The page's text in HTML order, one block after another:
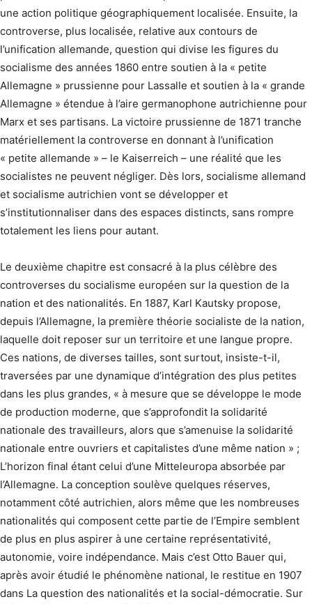
une action politique géographiquement localisée. Ensuite, la
controverse, plus localisée, relative aux contours de
l’unification allemande, question qui divise les figures du
socialisme des années 1860 entre soutien à la « petite
Allemagne » prussienne pour Lassalle et soutien à la « grande
Allemagne » étendue à l’aire germanophone autrichienne pour
Marx et ses partisans. La victoire prussienne de 1871 tranche
matériellement la controverse en donnant à l’unification
« petite allemande » – le Kaiserreich – une réalité que les
socialistes ne peuvent négliger. Dès lors, socialisme allemand
et socialisme autrichien vont se développer et
s’institutionnaliser dans des espaces distincts, sans rompre
totalement les liens pour autant.
Le deuxième chapitre est consacré à la plus célèbre des
controverses du socialisme européen sur la question de la
nation et des nationalités. En 1887, Karl Kautsky propose,
depuis l’Allemagne, la première théorie socialiste de la nation,
laquelle doit reposer sur un territoire et une langue propre.
Ces nations, de diverses tailles, sont surtout, insiste-t-il,
traversées par une dynamique d’intégration des plus petites
dans les plus grandes, « à mesure que se développe le mode
de production moderne, que s’approfondit la solidarité
nationale des travailleurs, alors que s’amenuise la solidarité
nationale entre ouvriers et capitalistes d’une même nation » ;
L’horizon final étant celui d’une Mitteleuropa absorbée par
l’Allemagne. La conception soulève quelques réserves,
notamment côté autrichien, alors même que les nombreuses
nationalités qui composent cette partie de l’Empire semblent
de plus en plus aspirer à une certaine représentativité,
autonomie, voire indépendance. Mais c’est Otto Bauer qui,
après avoir étudié le phénomène national, le restitue en 1907
dans La question des nationalités et la social-démocratie. Sur